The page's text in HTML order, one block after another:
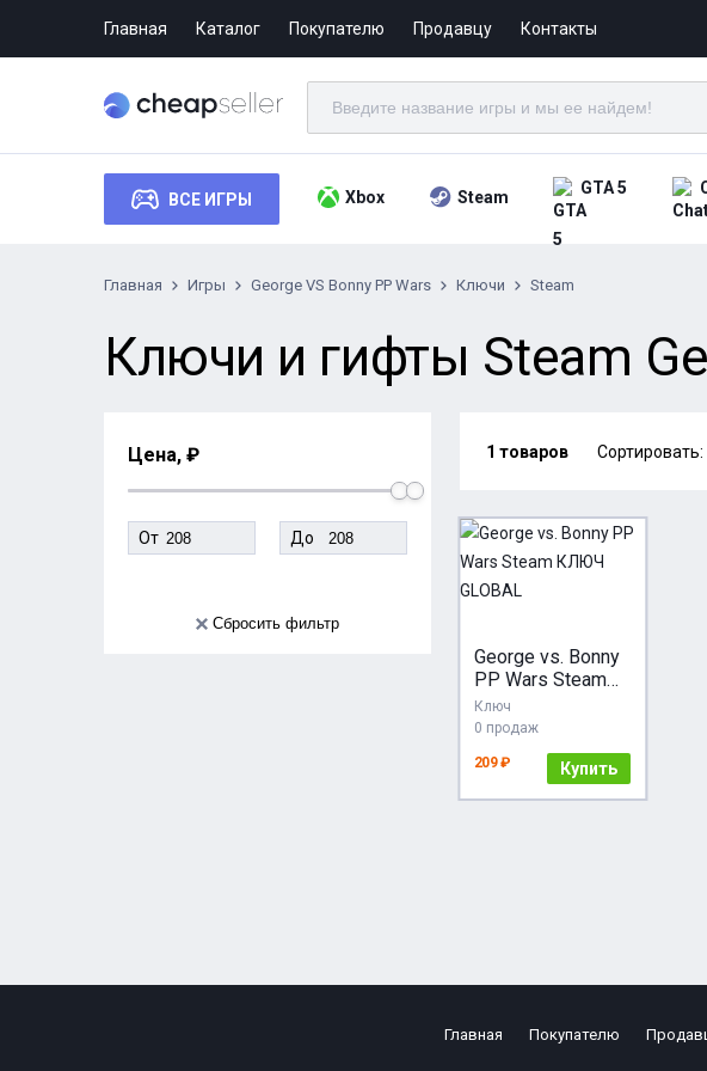
Главная Каталог Покупателю Продавцу Контакты
ВСЕ ИГРЫ Xbox Steam GTA 5
Главная Игры George VS Bonny PP Wars Ключи Steam
Ключи и гифты Steam
Цена, ₽
От До
Сбросить фильтр
1 товаров Сортировать:
George vs. Bonny
PP Wars Steam
КЛЮЧ GLOBAL
Ключ
0 продаж
209 ₽ Купить
Главная Покупателю